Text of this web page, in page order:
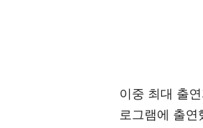
이중 최대 출
로그램에 출연